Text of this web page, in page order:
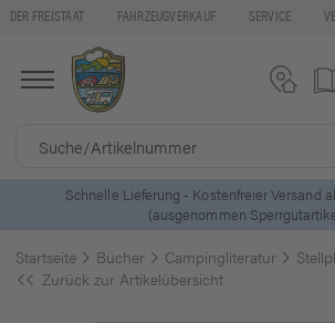
DER FREISTAAT FAHRZEUGVERKAUF SERVICE
5 Euro Gutschein* bei
Startseite Bücher Campingliteratur
Zurück zur Artikelübersicht